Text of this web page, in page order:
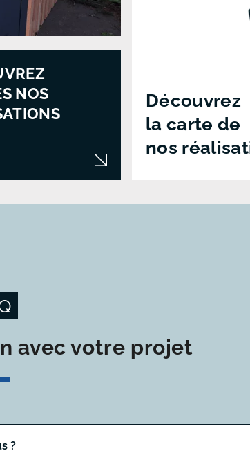
NOS
Découvrez
la carte de
nos
avec votre projet
?